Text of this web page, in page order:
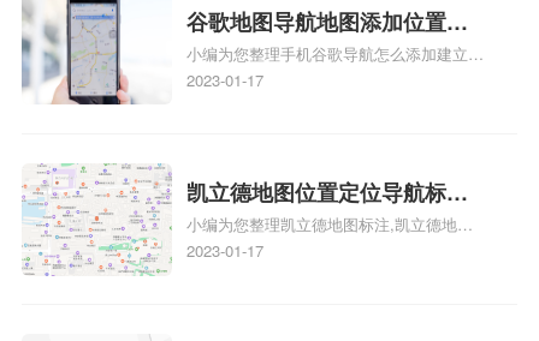
地图标注服务中心铺招牌相关地图标注知
识，详情可查看下方正文！
谷歌地图导航地图添加位置？
添加谷歌地图导航位置？
小编为您整理手机谷歌导航怎么添加建立多
人位置、如何在地图，谷歌地图添加公司位
2023-01-17
凯立德地图位置定位导航标
注？凯立德地图位置定位,导航,
标注？
小编为您整理凯立德地图标注,凯立德地图
标注怎么做啊、凯立德地图标注,凯立德地
2023-01-17